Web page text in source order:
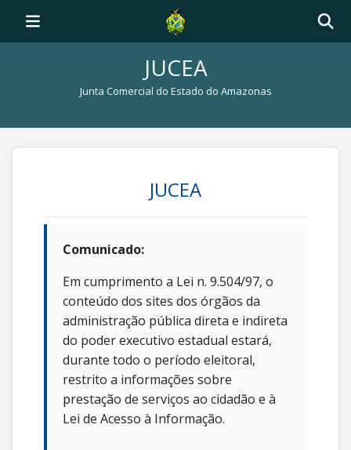
JUCEA
Junta Comercial do Estado do Amazonas
JUCEA
Comunicado:
Em cumprimento a Lei n. 9.504/97, o
conteúdo dos sites dos órgãos da
administração pública direta e indireta
do poder executivo estadual estará,
durante todo o período eleitoral,
restrito a informações sobre
prestação de serviços ao cidadão e à
Lei de Acesso à Informação.